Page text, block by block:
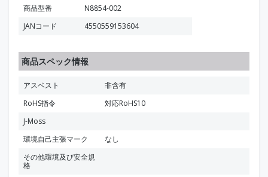
商品型番
N8854-002
JANコード
4550559153604
商品スペック情報
アスベスト
非含有
RoHS指令
対応RoHS10
J-Moss
環境自己主張マーク
なし
その他環境及び安全規
格